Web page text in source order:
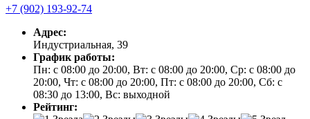
+7 (902) 193-92-74
Адрес:
Индустриальная, 39
График работы:
Пн: с 08:00 до 20:00, Вт: с 08:00 до 20:00, Ср: с 08:00 до
20:00, Чт: с 08:00 до 20:00, Пт: с 08:00 до 20:00, Сб: с
08:30 до 13:00, Вс: выходной
Рейтинг: